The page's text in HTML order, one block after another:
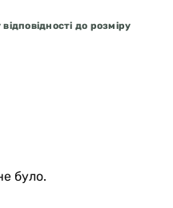
до розміру
Дог Вуд Стік – це іграшка
натурального дерева –
було.